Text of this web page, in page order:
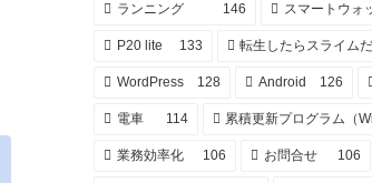
ランニング 146 スマートウォ
P20 lite 133 転生したらスライム
WordPress 128 Android 126
電車 114 累積更新プログラム（
業務効率化 106 お問合せ 106